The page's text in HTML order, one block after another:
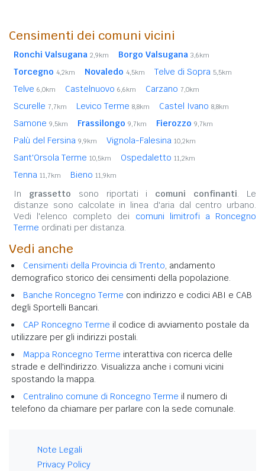
Censimenti dei comuni vicini
Ronchi Valsugana 2,9km Borgo Valsugana 3,6km
Torcegno 4,2km Novaledo 4,5km Telve di Sopra 5,5km
Telve 6,0km Castelnuovo 6,6km Carzano 7,0km
Scurelle 7,7km Levico Terme 8,8km Castel Ivano 8,8km
Samone 9,5km Frassilongo 9,7km Fierozzo 9,7km
Palù del Fersina 9,9km Vignola-Falesina 10,2km
Sant'Orsola Terme 10,5km Ospedaletto 11,2km
Tenna 11,7km Bieno 11,9km
In grassetto sono riportati i comuni confinanti. Le
distanze sono calcolate in linea d'aria dal centro urbano.
Vedi l'elenco completo dei comuni limitrofi a Roncegno
Terme ordinati per distanza.
Vedi anche
Censimenti della Provincia di Trento, andamento
demografico storico dei censimenti della popolazione.
Banche Roncegno Terme con indirizzo e codici ABI e CAB
degli Sportelli Bancari.
CAP Roncegno Terme il codice di avviamento postale da
utilizzare per gli indirizzi postali.
Mappa Roncegno Terme interattiva con ricerca delle
strade e dell'indirizzo. Visualizza anche i comuni vicini
spostando la mappa.
Centralino comune di Roncegno Terme il numero di
telefono da chiamare per parlare con la sede comunale.
Note Legali
Privacy Policy